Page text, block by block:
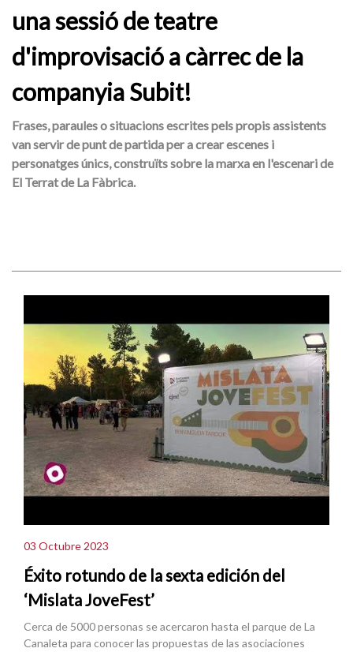
una sessió de teatre
d'improvisació a càrrec de la
companyia Subit!
Frases, paraules o situacions escrites pels propis assistents
van servir de punt de partida per a crear escenes i
personatges únics, construïts sobre la marxa en l'escenari de
El Terrat de La Fàbrica.
03 Octubre 2023
Éxito rotundo de la sexta edición del
‘Mislata JoveFest’
Cerca de 5000 personas se acercaron hasta el parque de La
Canaleta para conocer las propuestas de las asociaciones